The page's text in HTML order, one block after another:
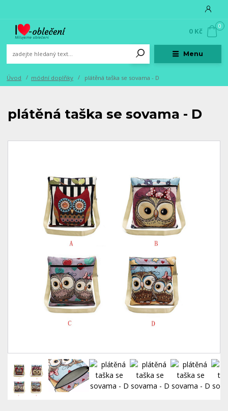
Menu
0
0 Kč
Úvod módní doplňky plátěná taška se sovama - D
plátěná taška se sovama - D